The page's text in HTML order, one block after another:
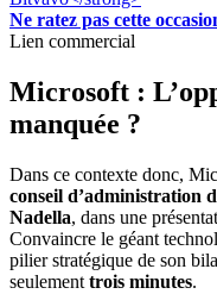
Ne ratez pas cette
Lien commercial
Microsoft :
manquée ?
Dans ce contexte donc,
conseil d’administration
Nadella, dans une
Convaincre le géant
pilier stratégique de son
seulement trois minutes.